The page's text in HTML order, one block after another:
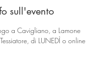
sull'evento
a Cavigliano, a Lamone
di LUNEDÌ o online